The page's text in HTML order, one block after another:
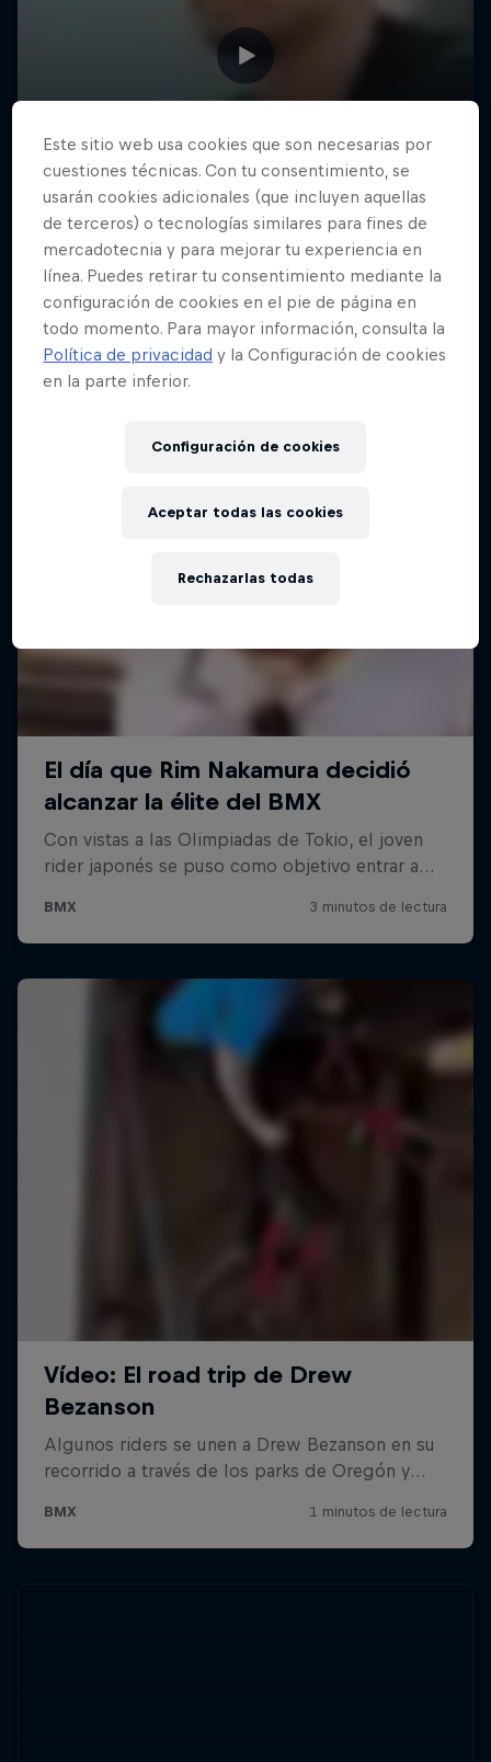
Este sitio web usa cookies que son necesarias por
cuestiones técnicas. Con tu consentimiento, se
usarán cookies adicionales (que incluyen aquellas
de terceros) o tecnologías similares para fines de
mercadotecnia y para mejorar tu experiencia en
línea. Puedes retirar tu consentimiento mediante la
configuración de cookies en el pie de página en
todo momento. Para mayor información, consulta la
Política de privacidad y la Configuración de cookies
en la parte inferior.
Configuración de cookies
Rechazarlas todas
Aceptar todas las cookies